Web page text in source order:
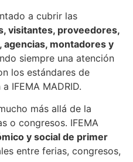
a cubrir las
visitantes, proveedores,
montadores y
siempre una atención
los estándares de
IFEMA MADRID.
más allá de la
o congresos. IFEMA
y social de primer
entre ferias, congresos,